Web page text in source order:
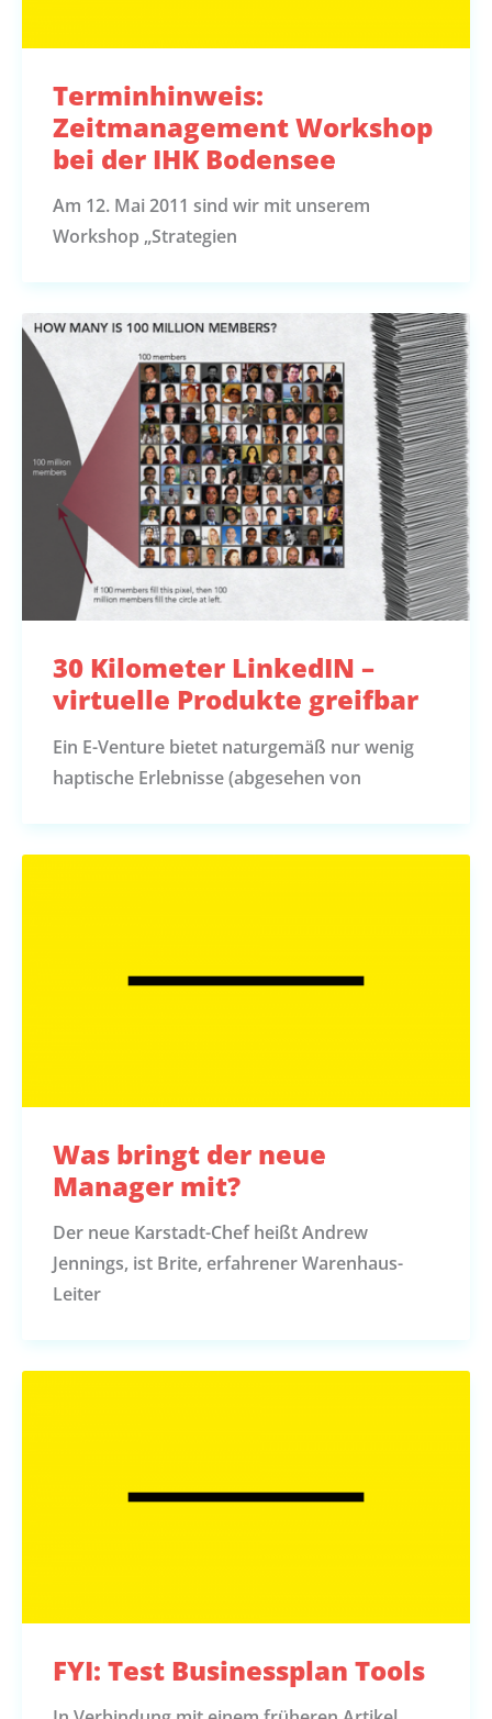
Terminhinweis:
Zeitmanagement Workshop
bei der IHK Bodensee
Am 12. Mai 2011 sind wir mit unserem
Workshop „Strategien
30 Kilometer LinkedIN –
virtuelle Produkte greifbar
Ein E-Venture bietet naturgemäß nur wenig
haptische Erlebnisse (abgesehen von
Was bringt der neue
Manager mit?
Der neue Karstadt-Chef heißt Andrew
Jennings, ist Brite, erfahrener Warenhaus-
Leiter
FYI: Test Businessplan Tools